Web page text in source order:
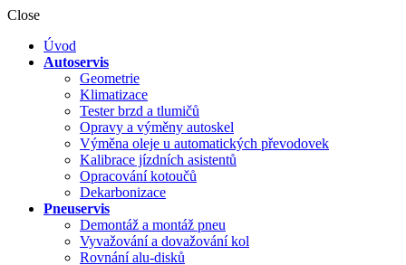
Close
Úvod
Autoservis
Geometrie
Klimatizace
Tester brzd a tlumičů
Opravy a výměny autoskel
Výměna oleje u automatických převodovek
Kalibrace jízdních asistentů
Opracování kotoučů
Dekarbonizace
Pneuservis
Demontáž a montáž pneu
Vyvažování a dovažování kol
Rovnání alu-disků